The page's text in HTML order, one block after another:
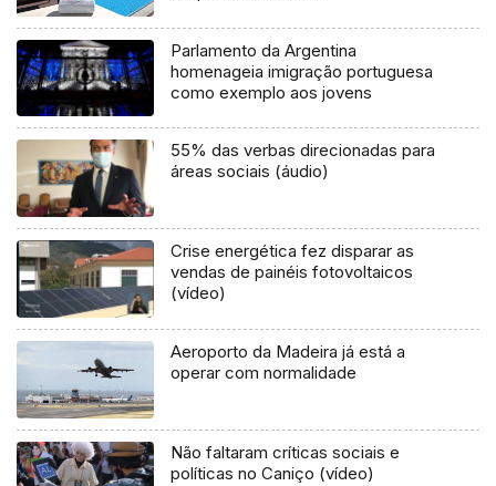
Parlamento da Argentina
homenageia imigração portuguesa
como exemplo aos jovens
55% das verbas direcionadas para
áreas sociais (áudio)
Crise energética fez disparar as
vendas de painéis fotovoltaicos
(vídeo)
Aeroporto da Madeira já está a
operar com normalidade
Não faltaram críticas sociais e
políticas no Caniço (vídeo)